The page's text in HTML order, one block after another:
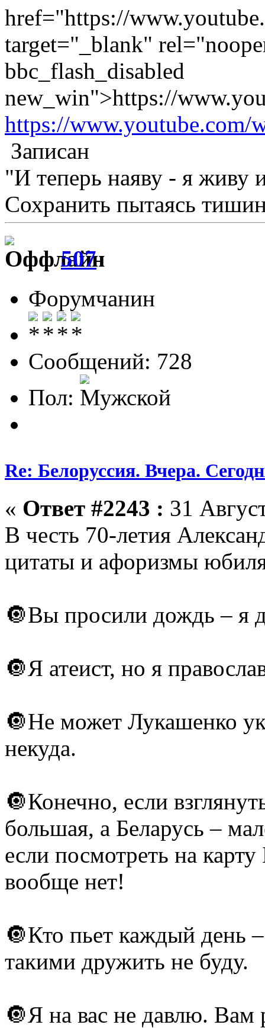
href="https://
target="_blank"
bbc_flash_disabled
new_win">https://
https://www.youtube.com/
Записан
"И теперь наяву - я живу
Сохранить пытаясь
507
Форумчанин
Сообщений: 728
Пол:
Re: Белоруссия. Вчера.
« Ответ #2243 : 31
В честь 70-летия
цитаты и афоризмы
🔘Вы просили дождь – я
🔘Я атеист, но я
🔘Не может Лукашенко
некуда.
🔘Конечно, если
большая, а Беларусь –
если посмотреть на
вообще нет!
🔘Кто пьет каждый день
такими дружить не буду.
🔘Я на вас не давлю. Вам